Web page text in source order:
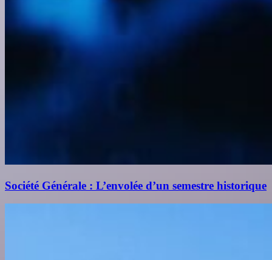
Société Générale : L’envolée d’un semestre historique